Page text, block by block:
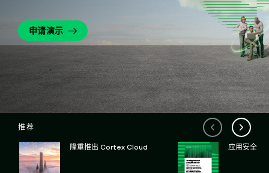
申请演示
推荐
隆重推出 Cortex Cloud 应用安全